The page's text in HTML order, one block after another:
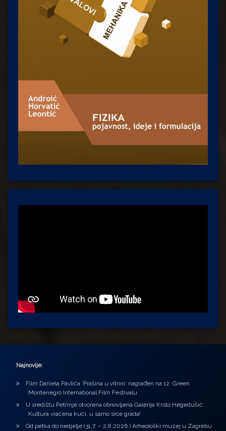
Najnovije:
Film Daniela Pavlića ‘Prašina u vitrini’ nagrađen na 12. Green
Montenegro International Film Festivalu
U središtu Petrinje otvorena obnovljena Galerija Krsto Hegedušić:
Kultura vraćena kući, u samo srce grada!
Od petka do nedjelje (31.7. – 2.8.2026.) Arheološki muzej u Zagrebu